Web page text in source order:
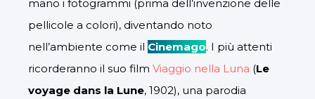
mano i fotogrammi (prima dell’invenzione delle
pellicole a colori), diventando noto
nell’ambiente come il Cinemago. I più attenti
ricorderanno il suo film Viaggio nella Luna (Le
voyage dans la Lune, 1902), una parodia